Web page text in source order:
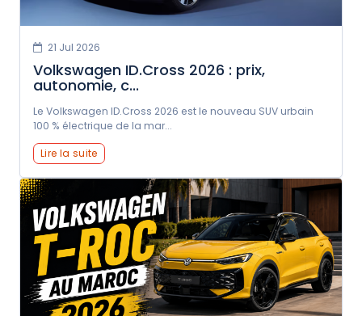
21 Jul 2026
Volkswagen ID.Cross 2026 : prix,
autonomie, c...
Le Volkswagen ID.Cross 2026 est le nouveau SUV urbain
100 % électrique de la mar...
Lire la suite